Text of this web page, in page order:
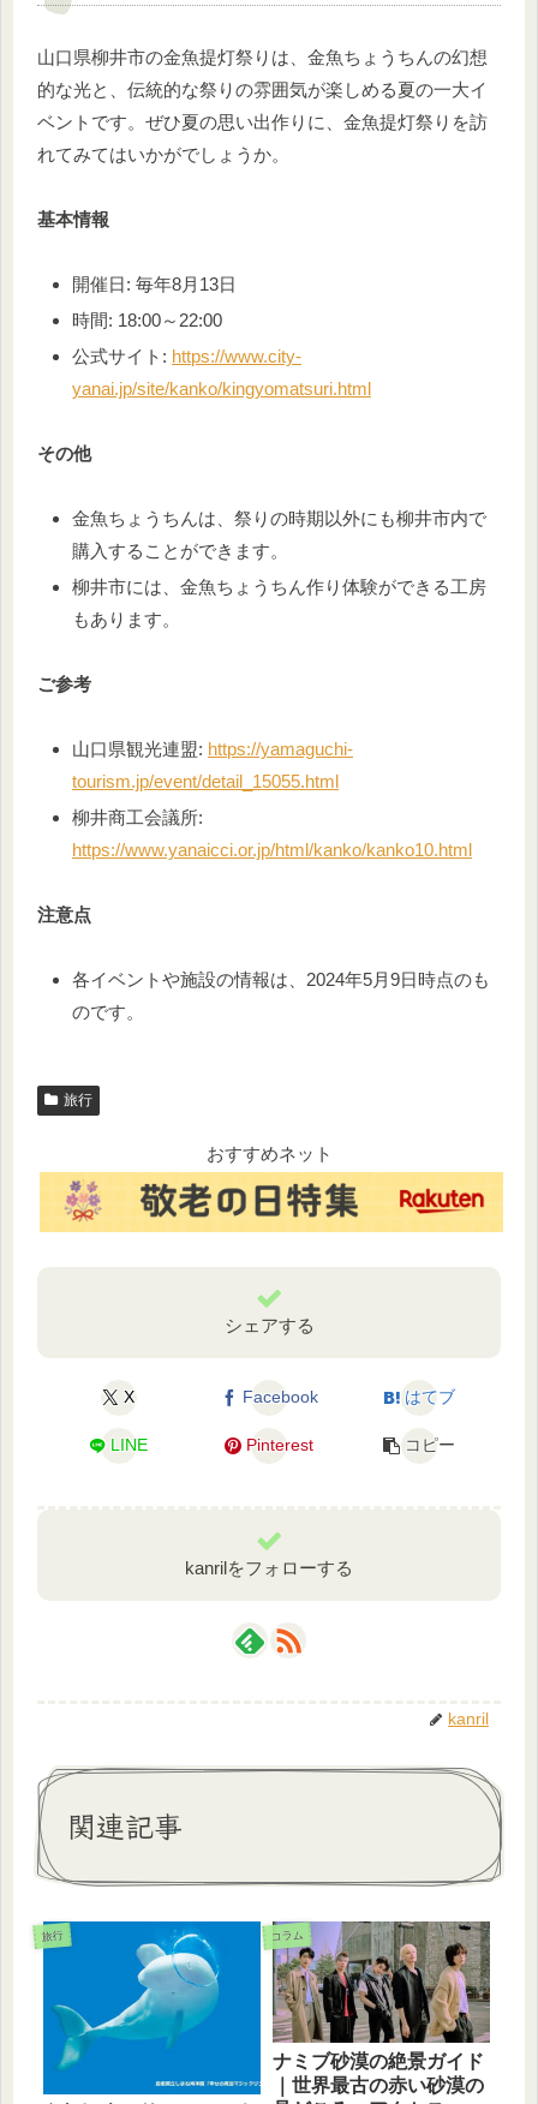
山口県柳井市の金魚提灯祭りは、金魚ちょうちんの幻想
的な光と、伝統的な祭りの雰囲気が楽しめる夏の一大イ
ベントです。ぜひ夏の思い出作りに、金魚提灯祭りを訪
れてみてはいかがでしょうか。
基本情報
開催日: 毎年8月13日
時間: 18:00～22:00
公式サイト: https://www.city-
yanai.jp/site/kanko/kingyomatsuri.html
その他
金魚ちょうちんは、祭りの時期以外にも柳井市内で
購入することができます。
柳井市には、金魚ちょうちん作り体験ができる工房
もあります。
ご参考
山口県観光連盟: https://yamaguchi-
tourism.jp/event/detail_15055.html
柳井商工会議所:
https://www.yanaicci.or.jp/html/kanko/kanko10.html
注意点
各イベントや施設の情報は、2024年5月9日時点のも
のです。
旅行
おすすめネット
シェアする
X Facebook はてブ
LINE Pinterest コピー
kanrilをフォローする
kanril
関連記事
旅行 コラム
ナミブ砂漠の絶景ガイド
｜世界最古の赤い砂漠の